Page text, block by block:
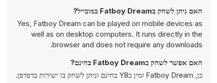
האם ניתן לשחק בFatboy Dream במובייל?
Yes, Fatboy Dream can be played on mobile devices as
well as on desktop computers. It runs directly in the
browser and does not require any downloads.
האם אפשר לשחק בFatboy Dream בחינם?
כן, Fatboy Dream זמין בY8 בחינם וניתן לשחק בו ישירות בדפדפן.